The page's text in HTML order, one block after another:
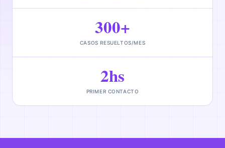
300+
CASOS RESUELTOS/MES
2hs
PRIMER CONTACTO